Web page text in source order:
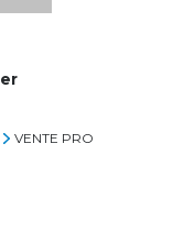
VENTE PRO